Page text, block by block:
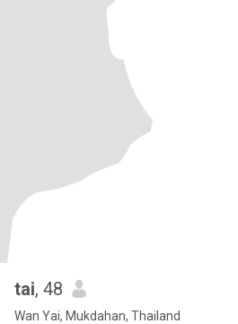
tai, 48
Wan Yai, Mukdahan, Thailand